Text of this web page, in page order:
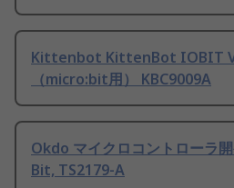
Kittenbot KittenBot IOBIT
（micro:bit用） KBC9009A
Okdo マイクロコントローラ
Bit, TS2179-A